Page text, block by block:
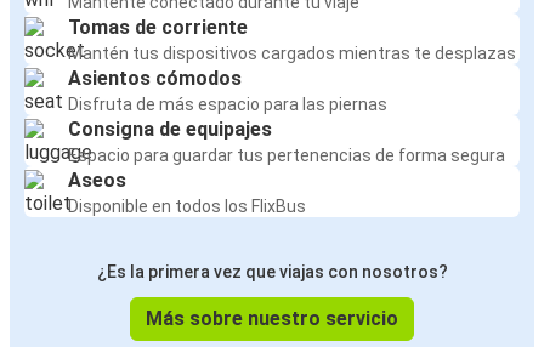
Tomas de corriente
Mantén tus dispositivos cargados mientras te desplazas
Asientos cómodos
Disfruta de más espacio para las piernas
Consigna de equipajes
Espacio para guardar tus pertenencias de forma segura
Aseos
Disponible en todos los FlixBus
¿Es la primera vez que viajas con nosotros?
Más sobre nuestro servicio